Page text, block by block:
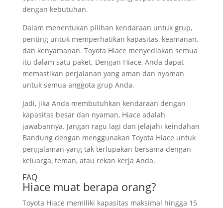
dengan kebutuhan.
Dalam menentukan pilihan kendaraan untuk grup,
penting untuk memperhatikan kapasitas, keamanan,
dan kenyamanan. Toyota Hiace menyediakan semua
itu dalam satu paket. Dengan Hiace, Anda dapat
memastikan perjalanan yang aman dan nyaman
untuk semua anggota grup Anda.
Jadi, jika Anda membutuhkan kendaraan dengan
kapasitas besar dan nyaman, Hiace adalah
jawabannya. Jangan ragu lagi dan jelajahi keindahan
Bandung dengan menggunakan Toyota Hiace untuk
pengalaman yang tak terlupakan bersama dengan
keluarga, teman, atau rekan kerja Anda.
FAQ
Hiace muat berapa orang?
Toyota Hiace memiliki kapasitas maksimal hingga 15